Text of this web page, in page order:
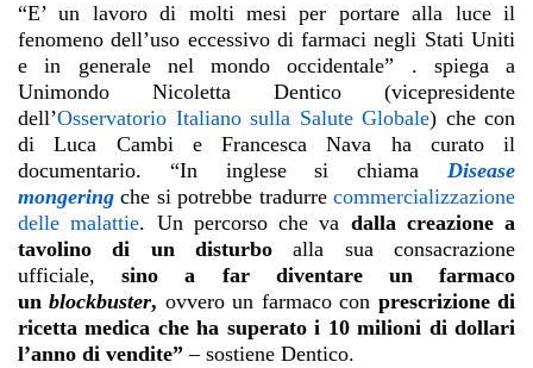
“E’ un lavoro di molti mesi per portare alla luce il
fenomeno dell’uso eccessivo di farmaci negli Stati Uniti
e in generale nel mondo occidentale” . spiega a
Unimondo Nicoletta Dentico (vicepresidente
dell’Osservatorio Italiano sulla Salute Globale) che con
di Luca Cambi e Francesca Nava ha curato il
documentario. “In inglese si chiama Disease
mongering che si potrebbe tradurre commercializzazione
delle malattie. Un percorso che va dalla creazione a
tavolino di un disturbo alla sua consacrazione
ufficiale,sino a far diventare un farmaco
unblockbuster, ovvero un farmaco con prescrizione di
ricetta medica che ha superato i 10 milioni di dollari
l’anno di vendite” – sostiene Dentico.